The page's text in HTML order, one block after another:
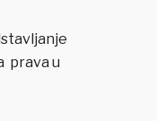
prava u